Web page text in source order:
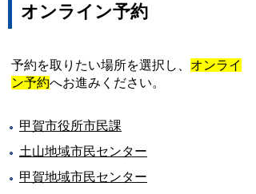
オンライン予約
予約を取りたい場所を選択し、 オンライ
ン予約へお進みください。
甲賀市役所市民課
土山地域市民センター
甲賀地域市民センター